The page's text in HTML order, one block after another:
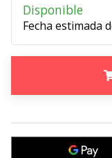
¡Te
queremos
en
nuestro
Mostrar
Disponible
Fecha estimada